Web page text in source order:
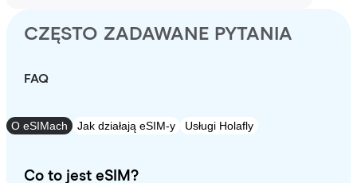
CZĘSTO ZADAWANE PYTANIA
FAQ
O eSIMach Jak działają eSIM-y Usługi Holafly
Co to jest eSIM?